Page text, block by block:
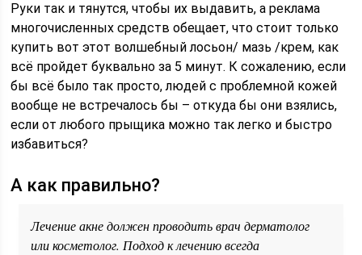
Руки так и тянутся, чтобы их выдавить, а реклама
многочисленных средств обещает, что стоит только
купить вот этот волшебный лосьон/ мазь /крем, как
всё пройдет буквально за 5 минут. К сожалению, если
бы всё было так просто, людей с проблемной кожей
вообще не встречалось бы – откуда бы они взялись,
если от любого прыщика можно так легко и быстро
избавиться?
А как правильно?
Лечение акне должен проводить врач дерматолог
или косметолог. Подход к лечению всегда